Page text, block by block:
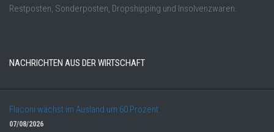
Restposten, Sonderposten, Dropshipping und Insolvenzwaren.
NACHRICHTEN AUS DER WIRTSCHAFT
Flaconi wächst im Ausland um 60 Prozent
07/08/2026